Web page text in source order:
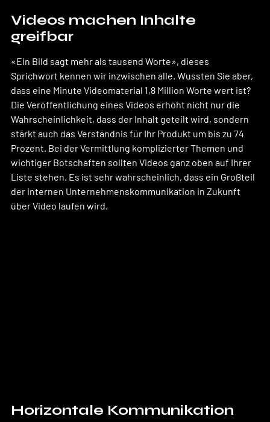
Videos machen Inhalte
greifbar
«Ein Bild sagt mehr als tausend Worte», dieses
Sprichwort kennen wir inzwischen alle. Wussten Sie aber,
dass eine Minute Videomaterial 1,8 Million Worte wert ist?
Die Veröffentlichung eines Videos erhöht nicht nur die
Wahrscheinlichkeit, dass der Inhalt geteilt wird, sondern
stärkt auch das Verständnis für Ihr Produkt um bis zu 74
Prozent. Bei der Vermittlung komplizierter Themen und
wichtiger Botschaften sollten Videos ganz oben auf Ihrer
Liste stehen. Es ist sehr wahrscheinlich, dass ein Großteil
der internen Unternehmenskommunikation in Zukunft
über Video laufen wird.
Horizontale Kommunikation